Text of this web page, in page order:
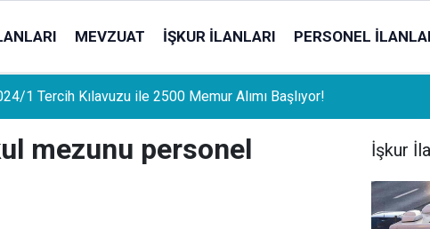
MEVZUAT İŞKUR İLANLARI PERSONEL
Sahipleri İçin Önemli Gelişme: Stopaj Oranları Artıyor!
mezunu personel
İşkur